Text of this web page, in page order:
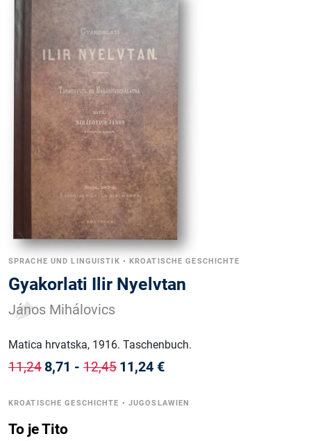
SPRACHE UND LINGUISTIK •KROATISCHE GESCHICHTE
Gyakorlati Ilir Nyelvtan
János Mihálovics
Matica hrvatska, 1916. Taschenbuch.
11,24 8,71 - 12,45 11,24 €
KROATISCHE GESCHICHTE • JUGOSLAWIEN
To je Tito